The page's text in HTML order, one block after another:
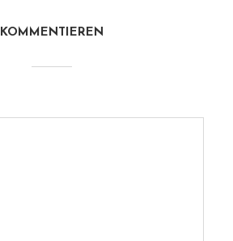
KOMMENTIEREN